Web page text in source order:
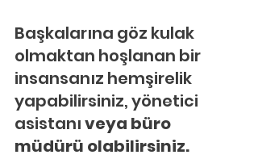
Başkalarına göz kulak
olmaktan hoşlanan bir
insansanız hemşirelik
yapabilirsiniz, yönetici
asistanı veya büro
müdürü olabilirsiniz.